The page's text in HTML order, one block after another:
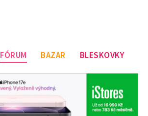
FÓRUM BAZAR BLESKOVKY